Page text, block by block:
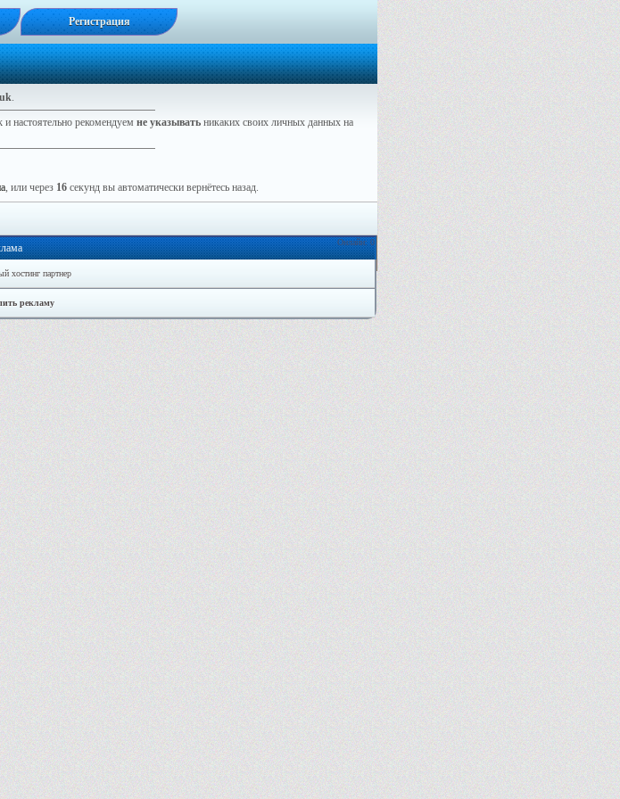
Регистрация
.
настоятельно рекомендуем не указывать никаких своих личных данных на
, или через 16 секунд вы автоматически вернётесь назад.
Онлайн: 0
хостинг партнер
рекламу